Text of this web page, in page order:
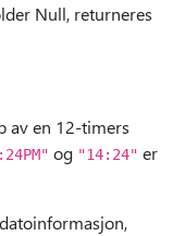
Null, returneres
av en 12-timers
og "14:24" er